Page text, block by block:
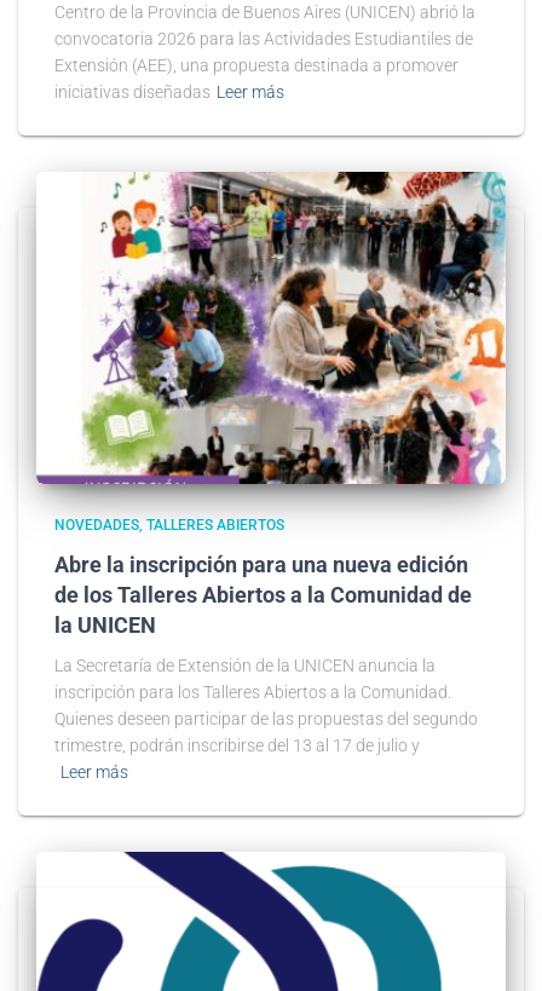
Centro de la Provincia de Buenos Aires (UNICEN) abrió la
convocatoria 2026 para las Actividades Estudiantiles de
Extensión (AEE), una propuesta destinada a promover
iniciativas diseñadas Leer más
NOVEDADES TALLERES ABIERTOS
Abre la inscripción para una nueva edición
de los Talleres Abiertos a la Comunidad de
la UNICEN
La Secretaría de Extensión de la UNICEN anuncia la
inscripción para los Talleres Abiertos a la Comunidad.
Quienes deseen participar de las propuestas del segundo
trimestre, podrán inscribirse del 13 al 17 de julio y
Leer más